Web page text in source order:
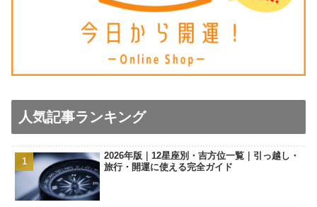
人気記事ランキング
2026年版｜12星座別・吉方位一覧｜引っ越し・
旅行・開運に使える完全ガイド